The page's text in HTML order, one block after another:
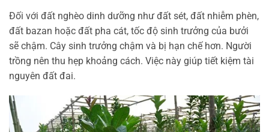
Đối với đất nghèo dinh dưỡng như đất sét, đất nhiễm phèn,
đất bazan hoặc đất pha cát, tốc độ sinh trưởng của bưởi
sẽ chậm. Cây sinh trưởng chậm và bị hạn chế hơn. Người
trồng nên thu hẹp khoảng cách. Việc này giúp tiết kiệm tài
nguyên đất đai.